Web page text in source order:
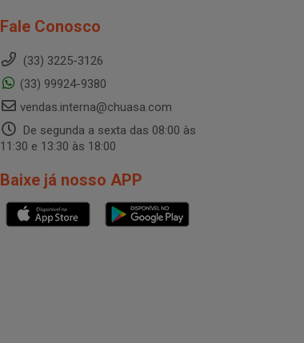
Fale Conosco
(33) 3225-3126
(33) 99924-9380
vendas.interna@chuasa.com
De segunda a sexta das 08:00 às
11:30 e 13:30 às 18:00
Baixe já nosso APP